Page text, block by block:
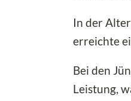
In der
erreichte
Bei den
Leistung,